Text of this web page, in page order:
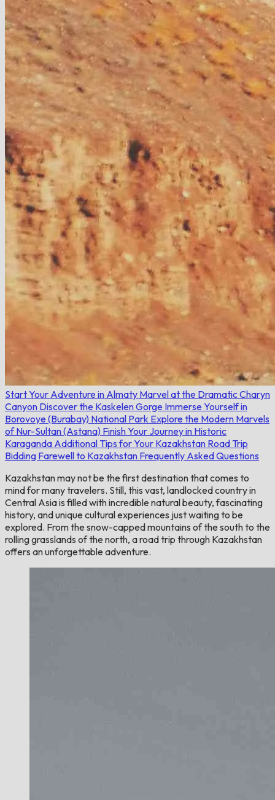
Start Your Adventure in Almaty Marvel at the Dramatic Charyn
Canyon Discover the Kaskelen Gorge Immerse Yourself in
Borovoye (Burabay) National Park Explore the Modern Marvels
of Nur-Sultan (Astana) Finish Your Journey in Historic
Karaganda Additional Tips for Your Kazakhstan Road Trip
Bidding Farewell to Kazakhstan Frequently Asked Questions
Kazakhstan may not be the first destination that comes to
mind for many travelers. Still, this vast, landlocked country in
Central Asia is filled with incredible natural beauty, fascinating
history, and unique cultural experiences just waiting to be
explored. From the snow-capped mountains of the south to the
rolling grasslands of the north, a road trip through Kazakhstan
offers an unforgettable adventure.